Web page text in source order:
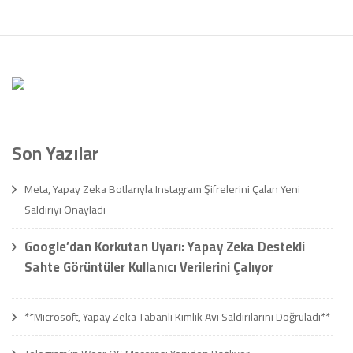
Son Yazılar
Meta, Yapay Zeka Botlarıyla Instagram Şifrelerini Çalan Yeni
Saldırıyı Onayladı
Google’dan Korkutan Uyarı: Yapay Zeka Destekli
Sahte Görüntüler Kullanıcı Verilerini Çalıyor
**Microsoft, Yapay Zeka Tabanlı Kimlik Avı Saldırılarını Doğruladı**